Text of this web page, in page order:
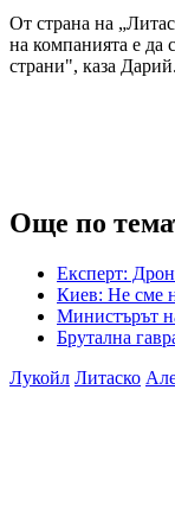
От страна на
на компанията е да
страни", каза Дарий.
Още по
Експерт:
Киев: Не сме
Министърът
Брутална
Лукойл Литаско